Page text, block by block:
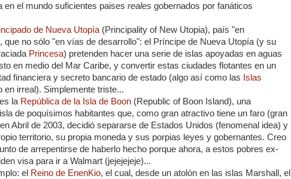
en el mundo suficientes paises reales gobernados por fanáticos
de Nueva Utopía (Principality of New Utopia), paí­s "en
que no sólo "en vías de desarrollo": el Príncipe de Nueva Utopía (y su
Princesa) pretenden hacer una serie de islas apoyadas en aguas
en medio del Mar Caribe, y convertir estas ciudades flotantes en un
financiera y secreto bancario de estado (algo así­ como las Islas
en irreal). Simplemente triste...
la República de la Isla de Boon (Republic of Boon Island), una
de poquísimos habitantes que, como gran atractivo tiene un faro (gran
Abril de 2003, decidió separarse de Estados Unidos (fenomenal idea) y
territorio, su propia moneda y sus porpias leyes y gobernantes. Creo
de arrepentirse de haberlo hecho porque ahora, a estos pobres ex-
visa para ir a Walmart (jejejejeje)...
el Reino de EnenKio, el cual, desde un atolón en las islas Marshall, el